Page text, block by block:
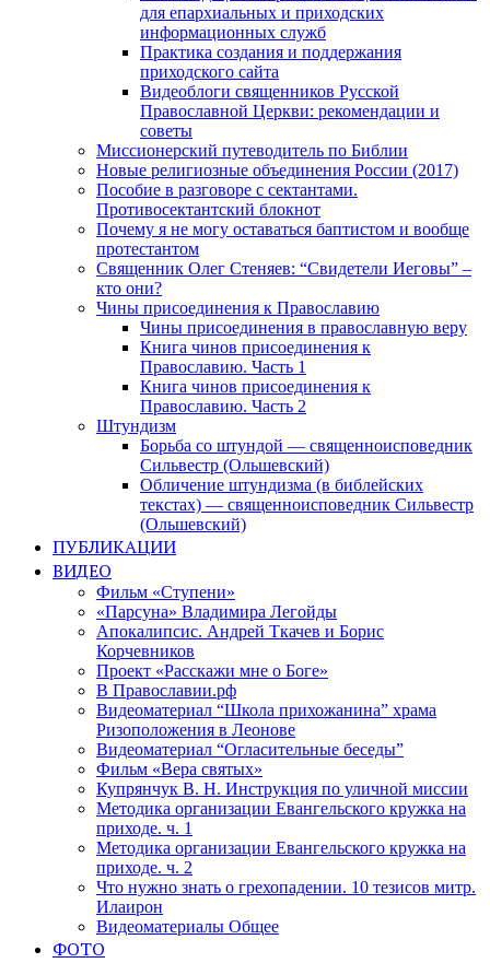
для епархиальных и приходских
информационных служб
Практика создания и поддержания
приходского сайта
Видеоблоги священников Русской
Православной Церкви: рекомендации и
советы
Миссионерский путеводитель по Библии
Новые религиозные объединения России (2017)
Пособие в разговоре с сектантами.
Противосектантский блокнот
Почему я не могу оставаться баптистом и вообще
протестантом
Священник Олег Стеняев: “Свидетели Иеговы” –
кто они?
Чины присоединения к Православию
Чины присоединения в православную веру
Книга чинов присоединения к
Православию. Часть 1
Книга чинов присоединения к
Православию. Часть 2
Штундизм
Борьба со штундой — священноисповедник
Сильвестр (Ольшевский)
Обличение штундизма (в библейских
текстах) — священноисповедник Сильвестр
(Ольшевский)
ПУБЛИКАЦИИ
ВИДЕО
Фильм «Ступени»
«Парсуна» Владимира Легойды
Апокалипсис. Андрей Ткачев и Борис
Корчевников
Проект «Расскажи мне о Боге»
В Православии.рф
Видеоматериал “Школа прихожанина” храма
Ризоположения в Леонове
Видеоматериал “Огласительные беседы”
Фильм «Вера святых»
Купрянчук В. Н. Инструкция по уличной миссии
Методика организации Евангельского кружка на
приходе. ч. 1
Методика организации Евангельского кружка на
приходе. ч. 2
Что нужно знать о грехопадении. 10 тезисов митр.
Илаирон
Видеоматериалы Общее
ФОТО